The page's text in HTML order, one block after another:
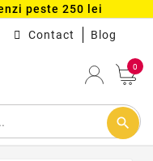
peste 250 lei
Contact Blog
0
search